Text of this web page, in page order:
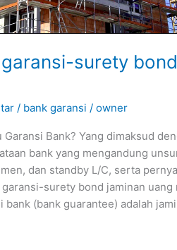
surety
/ bank garansi /owner
Garansi Bank? Yang dimaksud
bank yang mengandung
dan standby L/C, serta
surety bond jaminan uang
bank (bank guarantee) adalah